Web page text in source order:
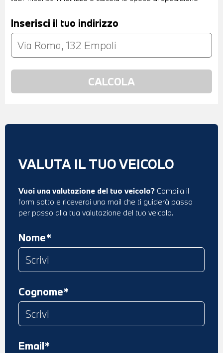
Inserisci il tuo indirizzo
VALUTA IL TUO VEICOLO
Vuoi una valutazione del tuo veicolo? Compila il
form sotto e riceverai una mail che ti guiderà passo
per passo alla tua valutazione del tuo veicolo.
Nome*
Cognome*
Email*